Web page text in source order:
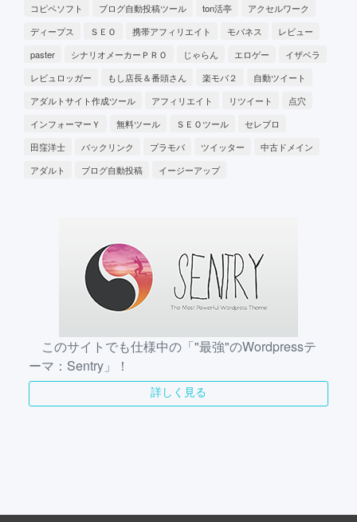
コピペソフト
ブログ自動投稿ツール ton活亭
アクセルワーク
ディープス
ＳＥＯ 携帯アフィリエイト モバネス
レビュー
paster
シナリオメーカーＰＲＯ じゃらん エロゲー
イザベラ
レビュロッガー
もし店長＆番頭さん 楽モバ２
自動ツイート
アダルトサイト作成ツール
アフィリエイト リツイート
点穴
インフォーマーＹ
無料ツール ＳＥＯツール
セレブロ
田窪洋士
バックリンク プラモバ ツイッター
中古ドメイン
アダルト
ブログ自動投稿 イージーアップ
このサイトでも仕様中の「"最強"のWordpressテ
ーマ：Sentry」！
詳しく見る